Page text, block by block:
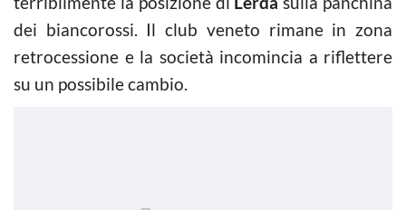
dei biancorossi. Il club veneto rimane in zona
retrocessione e la società incomincia a riflettere
su un possibile cambio.